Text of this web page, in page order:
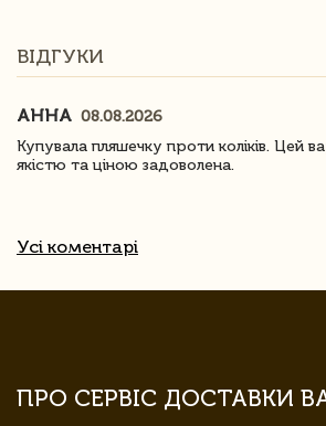
ВІДГУКИ
АННА 08.08.2026
Купувала пляшечку проти коліків. Цей
якістю та ціною задоволена.
Усі коментарі
ПРО СЕРВІС ДОСТАВКИ